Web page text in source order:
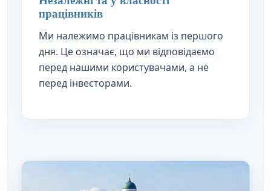
працівників
Ми належимо працівникам із першого
дня. Це означає, що ми відповідаємо
перед нашими користувачами, а не
перед інвесторами.